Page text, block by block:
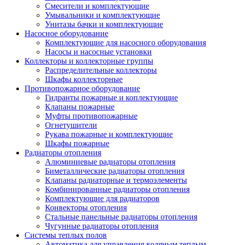
Смесители и комплектующие
Умывальники и комплектующие
Унитазы бачки и комплектующие
Насосное оборудование
Комплектующие для насосного оборудования
Насосы и насосные установки
Коллекторы и коллекторные группы
Распределительные коллекторы
Шкафы коллекторные
Противопожарное оборудование
Гидранты пожарные и коплектующие
Клапаны пожарные
Муфты противопожарные
Огнетушители
Рукава пожарные и комплектующие
Шкафы пожарные
Радиаторы отопления
Алюминиевые радиаторы отопления
Биметаллические радиаторы отопления
Клапаны радиаторные и термоэлементы
Комбинированные радиаторы отопления
Комплектующие для радиаторов
Конвекторы отопления
Стальные панельные радиаторы отопления
Чугунные радиаторы отопления
Системы теплых полов